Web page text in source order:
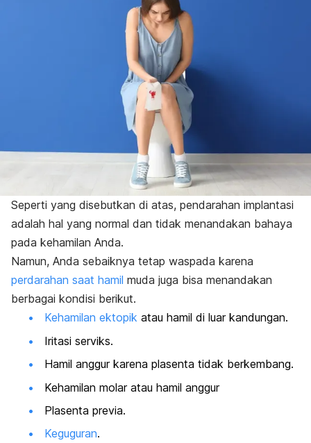
Seperti yang disebutkan di atas, pendarahan implantasi
adalah hal yang normal dan tidak menandakan bahaya
pada kehamilan Anda.
Namun, Anda sebaiknya tetap waspada karena
perdarahan saat hamil muda juga bisa menandakan
berbagai kondisi berikut.
Kehamilan ektopik atau hamil di luar kandungan.
Iritasi serviks.
Hamil anggur karena plasenta tidak berkembang.
Kehamilan molar atau hamil anggur
Plasenta previa.
Keguguran.